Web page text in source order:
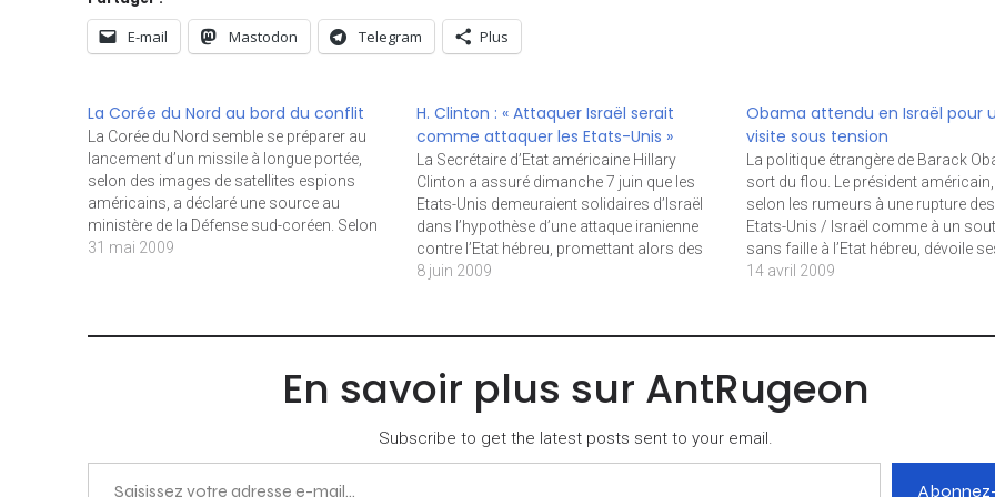
E-mail Mastodon Telegram Plus
La Corée du Nord au bord du conflit
La Corée du Nord semble se préparer au
lancement d’un missile à longue portée,
selon des images de satellites espions
américains, a déclaré une source au
ministère de la Défense sud-coréen. Selon
ces images, les préparatifs seraient
31 mai 2009
H. Clinton : « Attaquer Israël serait
comme attaquer les Etats-Unis »
La Secrétaire d’Etat américaine Hillary
Clinton a assuré dimanche 7 juin que les
Etats-Unis demeuraient solidaires d’Israël
dans l’hypothèse d’une attaque iranienne
contre l’Etat hébreu, promettant alors des
ripostes américaines. « Il n’y a peut-être pas
chacun…
8 juin 2009
Obama attendu en Israël pour
visite sous tension
La politique étrangère de Barack
sort du flou. Le président
selon les rumeurs à une rupture
Etats-Unis / Israël comme à un
sans faille à l’Etat hébreu, dévoile
premières options. Celui qui a fait de
14 avril 2009
En savoir plus sur AntRugeon
Subscribe to get the latest posts sent to your email.
Saisissez votre adresse e-mail…